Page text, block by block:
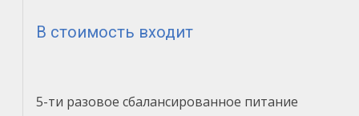
В стоимость входит
5-ти разовое сбалансированное питание